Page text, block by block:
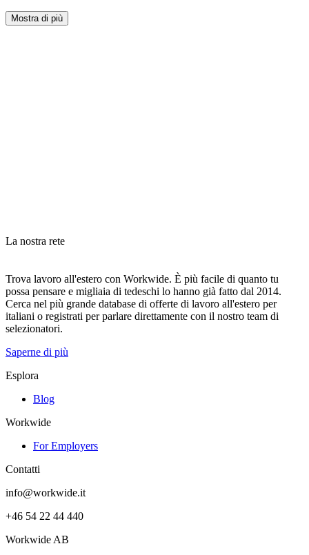
Mostra di più
La nostra rete
Trova lavoro all'estero con Workwide. È più facile di quanto tu
possa pensare e migliaia di tedeschi lo hanno già fatto dal 2014.
Cerca nel più grande database di offerte di lavoro all'estero per
italiani o registrati per parlare direttamente con il nostro team di
selezionatori.
Saperne di più
Esplora
Blog
Workwide
For Employers
Contatti
info@workwide.it
+46 54 22 44 440
Workwide AB